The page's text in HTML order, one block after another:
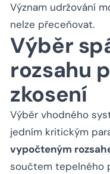
Význam udržování
nelze přeceňovat.
Výběr
rozsahu
zkosení
Výběr vhodného
jedním kritickým
vypočteným
součtem tepelného